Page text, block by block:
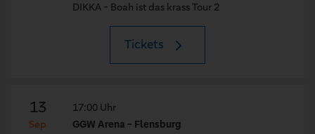
DIKKA - Boah ist das krass Tour 2
Tickets
13
Sep
17:00 Uhr
GGW Arena - Flensburg